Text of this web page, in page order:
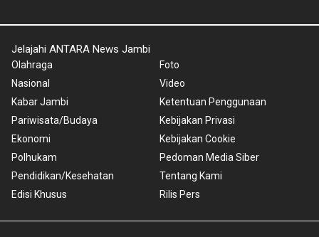
Jelajahi ANTARA News Jambi
Olahraga
Nasional
Kabar Jambi
Pariwisata/Budaya
Ekonomi
Polhukam
Pendidikan/Kesehatan
Edisi Khusus
Foto
Video
Ketentuan Penggunaan
Kebijakan Privasi
Kebijakan Cookie
Pedoman Media Siber
Tentang Kami
Rilis Pers